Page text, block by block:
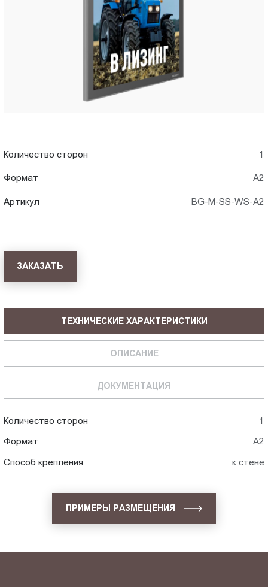
Количество сторон 1
Формат А2
Артикул BG-M-SS-WS-A2
ЗАКАЗАТЬ
ТЕХНИЧЕСКИЕ ХАРАКТЕРИСТИКИ
ОПИСАНИЕ
ДОКУМЕНТАЦИЯ
Количество сторон 1
Формат А2
Способ крепления к стене
ПРИМЕРЫ РАЗМЕЩЕНИЯ